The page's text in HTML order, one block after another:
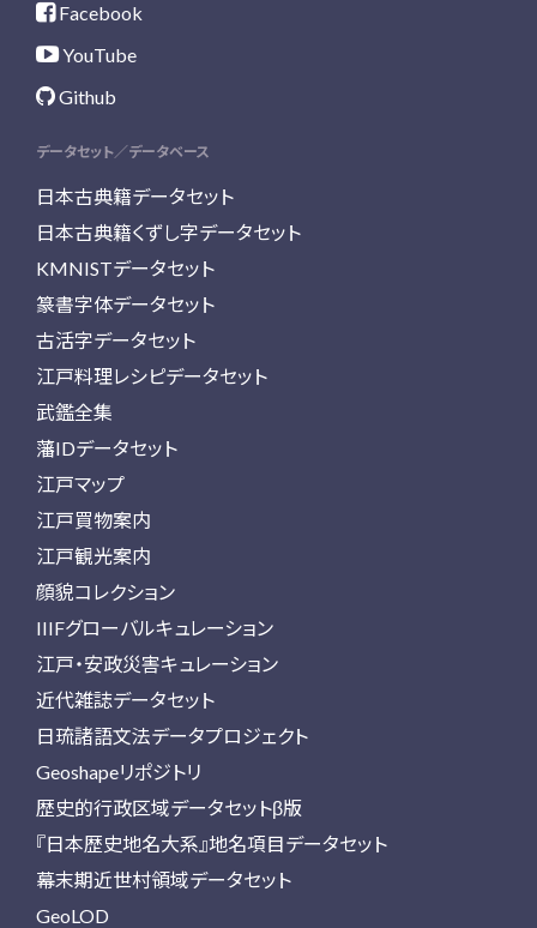
Facebook
YouTube
Github
データセット／データベース
日本古典籍データセット
日本古典籍くずし字データセット
KMNISTデータセット
篆書字体データセット
古活字データセット
江戸料理レシピデータセット
武鑑全集
藩IDデータセット
江戸マップ
江戸買物案内
江戸観光案内
顔貌コレクション
IIIFグローバルキュレーション
江戸・安政災害キュレーション
近代雑誌データセット
日琉諸語文法データプロジェクト
Geoshapeリポジトリ
歴史的行政区域データセットβ版
『日本歴史地名大系』地名項目データセット
幕末期近世村領域データセット
GeoLOD